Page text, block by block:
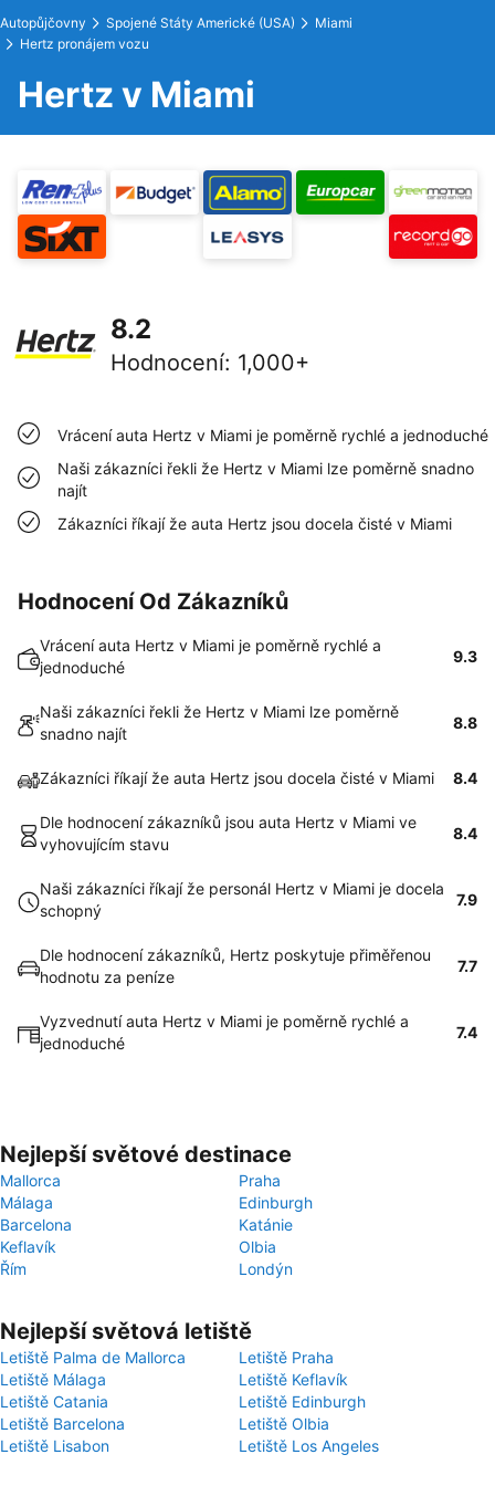
Autopůjčovny Spojené Státy Americké (USA)
Miami
Hertz pronájem vozu
Hertz v Miami
8.2
Hodnocení: 1,000+
Vrácení auta Hertz v Miami je poměrně rychlé a jednoduché
Naši zákazníci řekli že Hertz v Miami lze poměrně snadno
najít
Zákazníci říkají že auta Hertz jsou docela čisté v Miami
Hodnocení Od Zákazníků
Vrácení auta Hertz v Miami je poměrně rychlé a
jednoduché
9.3
Naši zákazníci řekli že Hertz v Miami lze poměrně
snadno najít
8.8
Zákazníci říkají že auta Hertz jsou docela čisté v Miami 8.4
Dle hodnocení zákazníků jsou auta Hertz v Miami ve
vyhovujícím stavu
8.4
Naši zákazníci říkají že personál Hertz v Miami je docela
schopný
7.9
Dle hodnocení zákazníků, Hertz poskytuje přiměřenou
hodnotu za peníze
7.7
Vyzvednutí auta Hertz v Miami je poměrně rychlé a
jednoduché
7.4
Nejlepší světové destinace
Mallorca
Praha
Málaga
Edinburgh
Barcelona
Katánie
Keflavík
Olbia
Řím
Londýn
Nejlepší světová letiště
Letiště Palma de Mallorca
Letiště Praha
Letiště Málaga
Letiště Keflavík
Letiště Catania
Letiště Edinburgh
Letiště Barcelona
Letiště Olbia
Letiště Lisabon
Letiště Los Angeles